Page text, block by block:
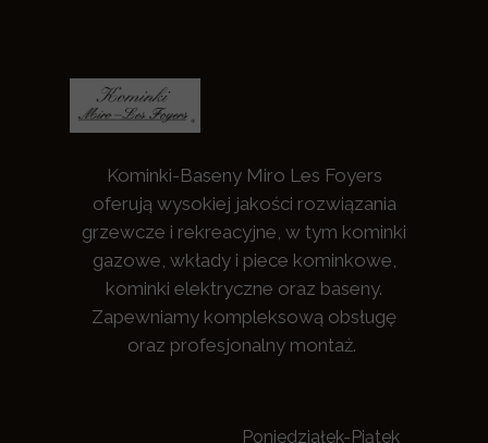
Kominki-Baseny Miro Les Foyers
oferują wysokiej jakości rozwiązania
grzewcze i rekreacyjne, w tym kominki
gazowe, wkłady i piece kominkowe,
kominki elektryczne oraz baseny.
Zapewniamy kompleksową obsługę
oraz profesjonalny montaż.
Poniedziałek-Piątek